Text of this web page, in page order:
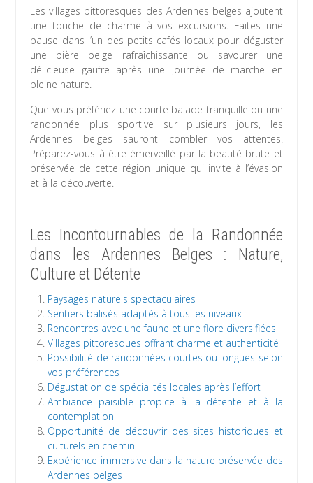
Les villages pittoresques des Ardennes belges ajoutent
une touche de charme à vos excursions. Faites une
pause dans l’un des petits cafés locaux pour déguster
une bière belge rafraîchissante ou savourer une
délicieuse gaufre après une journée de marche en
pleine nature.
Que vous préfériez une courte balade tranquille ou une
randonnée plus sportive sur plusieurs jours, les
Ardennes belges sauront combler vos attentes.
Préparez-vous à être émerveillé par la beauté brute et
préservée de cette région unique qui invite à l’évasion
et à la découverte.
Les Incontournables de la Randonnée
dans les Ardennes Belges : Nature,
Culture et Détente
Paysages naturels spectaculaires
Sentiers balisés adaptés à tous les niveaux
Rencontres avec une faune et une flore diversifiées
Villages pittoresques offrant charme et authenticité
Possibilité de randonnées courtes ou longues selon
vos préférences
Dégustation de spécialités locales après l’effort
Ambiance paisible propice à la détente et à la
contemplation
Opportunité de découvrir des sites historiques et
culturels en chemin
Expérience immersive dans la nature préservée des
Ardennes belges